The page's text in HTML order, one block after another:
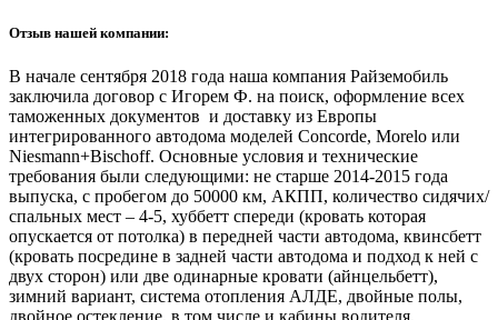
Отзыв нашей компании:
В начале сентября 2018 года наша компания Райземобиль
заключила договор с Игорем Ф. на поиск, оформление всех
таможенных документов и доставку из Европы
интегрированного автодома моделей Concorde, Morelo или
Niesmann+Bischoff. Основные условия и технические
требования были следующими: не старше 2014-2015 года
выпуска, с пробегом до 50000 км, АКПП, количество сидячих/
спальных мест – 4-5, хуббетт спереди (кровать которая
опускается от потолка) в передней части автодома, квинсбетт
(кровать посредине в задней части автодома и подход к ней с
двух сторон) или две одинарные кровати (айнцельбетт),
зимний вариант, система отопления АЛДЕ, двойные полы,